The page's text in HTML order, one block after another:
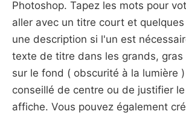
Photoshop. Tapez les mots pour
aller avec un titre court et
une description si l'un est
texte de titre dans les grands, gras
sur le fond ( obscurité à la lumière
conseillé de centre ou de justifier
affiche. Vous pouvez également